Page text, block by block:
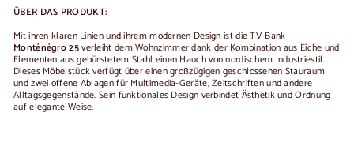
ÜBER DAS PRODUKT:
Mit ihren klaren Linien und ihrem modernen Design ist die TV-Bank
Monténégro 25verleiht dem Wohnzimmer dank der Kombination aus Eiche und
Elementen aus gebürstetem Stahl einen Hauch von nordischem Industriestil.
Dieses Möbelstück verfügt über einen großzügigen geschlossenen Stauraum
und zwei offene Ablagen für Multimedia-Geräte, Zeitschriften und andere
Alltagsgegenstände. Sein funktionales Design verbindet Ästhetik und Ordnung
auf elegante Weise.